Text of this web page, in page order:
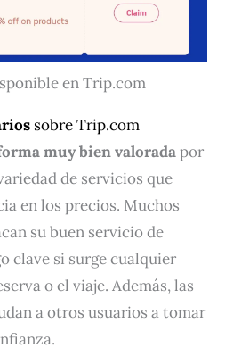
en Trip.com
sobre Trip.com
muy bien valoradapor
de servicios que
en los precios. Muchos
su buen servicio de
clave si surge cualquier
o el viaje. Además, las
a otros usuarios a tomar